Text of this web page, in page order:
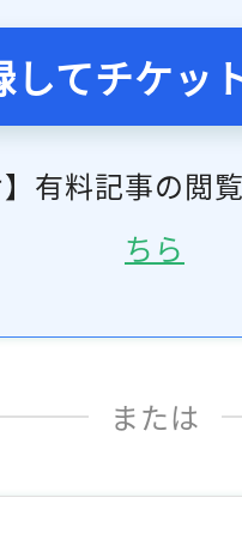
してチケッ
】有料記事の閲
ちら
または